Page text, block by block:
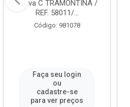
Curva C TRAMONTINA /
REF. 58011/...
Código: 981078
Faça seu login
ou
cadastre-se
para ver preços